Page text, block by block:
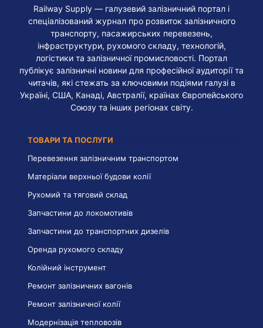
Railway Supply — галузевий залізничний портал і
спеціалізований журнал про розвиток залізничного
транспорту, пасажирських перевезень,
інфраструктури, рухомого складу, технологій,
логістики та залізничної промисловості. Портал
публікує залізничні новини для професійної аудиторії та
читачів, які стежать за ключовими подіями галузі в
Україні, США, Канаді, Австралії, країнах Європейського
Союзу та інших регіонах світу.
ТОВАРИ ТА ПОСЛУГИ
Перевезення залізничним транспортом
Матеріали верхньої будови колії
Рухомий та тяговий склад
Запчастини до локомотивів
Запчастини до транспортних дизелів
Оренда рухомого складу
Колійний інструмент
Ремонт залізничних вагонів
Ремонт залізничної колії
Модернізація тепловозів